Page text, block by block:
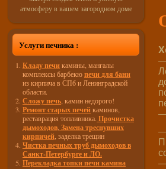
Услуги печника :
Кладу печикамины, мангалы
комплексы барбекюпечи для бани
из кирпича в СПб и Ленинградской
области.
Сложу печь , камин недорого!
Ремонт старых печейкаминов,
реставрация топливника. Прочистка
дымоходов Замена треснувших
кирпичей , заделка трещин
Чистка печных труб дымоходов в
Санкт-Петербурге и ЛО.
Перекладка топки печи камина
—
—
—
—